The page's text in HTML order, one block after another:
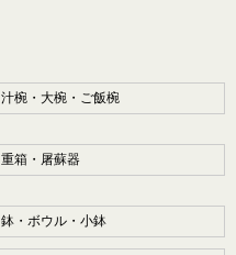
汁椀・大椀・ご飯椀
重箱・屠蘇器
鉢・ボウル・小鉢